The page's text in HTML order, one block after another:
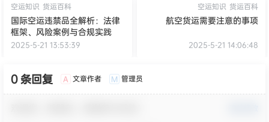
空运知识 货运百科
国际空运违禁品全解析：法律
框架、风险案例与合规实践
2025-5-21 13:53:39
空运知识 货运百科
航空货运需要注意的事项
2025-5-21 14:06:48
0 条回复 A 文章作者 M 管理员